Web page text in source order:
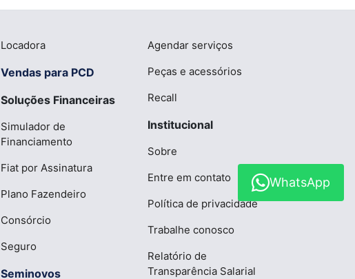
Locadora
Vendas para PCD
Soluções Financeiras
Simulador de
Financiamento
Fiat por Assinatura
Plano Fazendeiro
Consórcio
Seguro
Seminovos
Agendar serviços
Peças e acessórios
Recall
Institucional
Sobre
Entre em contato
Política de privacidade
Trabalhe conosco
Relatório de
Transparência Salarial
WhatsApp